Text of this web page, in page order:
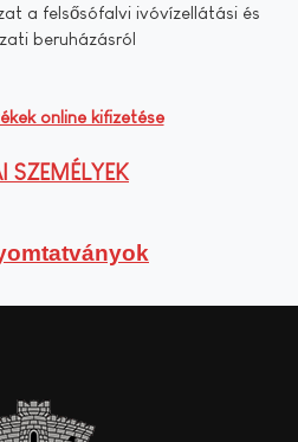
a felsősófalvi ivóvízellátási és
beruházásról
online kifizetése
SZEMÉLYEK